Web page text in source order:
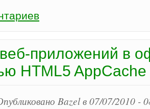
веб-приложений в
HTML5 AppCache
Bazel в 07/07/2010 -